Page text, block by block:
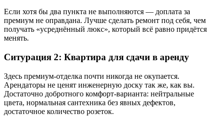
Если хотя бы два пункта не выполняются — доплата за
премиум не оправдана. Лучше сделать ремонт под себя, чем
получать «усреднённый люкс», который всё равно придётся
менять.
Ситурация 2: Квартира для сдачи в аренду
Здесь премиум-отделка почти никогда не окупается.
Арендаторы не ценят инженерную доску так же, как вы.
Достаточно добротного комфорт-варианта: нейтральные
цвета, нормальная сантехника без явных дефектов,
достаточное количество розеток.